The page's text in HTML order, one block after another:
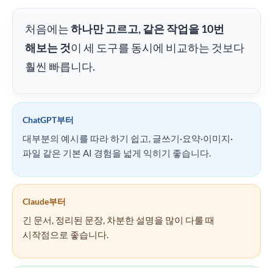
처음에는하나만 고르고, 같은 작업을 10번
해보는 것이 세 도구를 동시에 비교하는 것보다
훨씬 빠릅니다.
ChatGPT부터
대부분의 예시를 따라 하기 쉽고, 글쓰기·요약·이미지·
파일 같은 기본 AI 경험을 넓게 익히기 좋습니다.
Claude부터
긴 문서, 정리된 문장, 차분한 설명을 많이 다룰 때
시작점으로 좋습니다.